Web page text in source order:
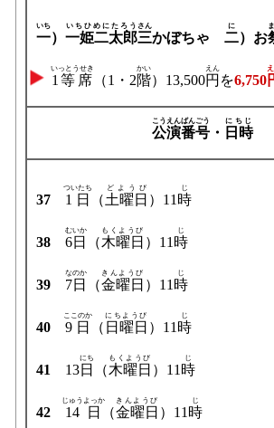
一
いち
） 一姫二太郎
いちひめにたろう
三
さん
かぼちゃ 二
に
）お
1等席
いっとうせき
（1・2階
かい
）13,500円
えん
を6,750
公演
こうえん
番号
ばんごう
・ 日時
にちじ
37 1日
ついたち
（土曜日
どようび
）11 時
じ
38 6日
むいか
（木曜日
もくようび
）11 時
じ
39 7日
なのか
（金曜日
きんようび
）11 時
じ
40 9日
ここのか
（ 日曜日
にちようび
）11 時
じ
41 13日
にち
（木曜日
もくようび
）11 時
じ
42 14日
じゅうよっか
（金曜日
きんようび
）11 時
じ